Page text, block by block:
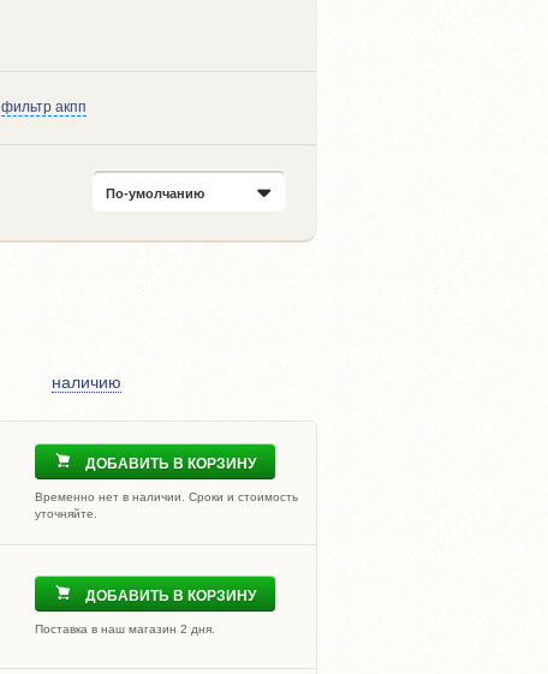
фильтр акпп
По-умолчанию
наличию
ДОБАВИТЬ В КОРЗИНУ
Временно нет в наличии. Сроки и стоимость
уточняйте.
ДОБАВИТЬ В КОРЗИНУ
Поставка в наш магазин 2 дня.